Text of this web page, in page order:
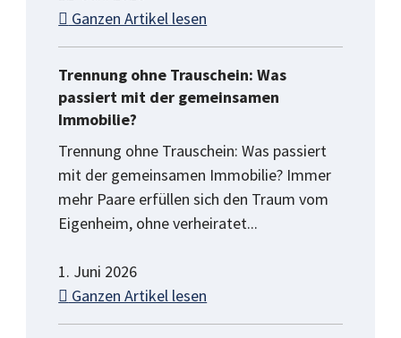
Ganzen Artikel lesen
Trennung ohne Trauschein: Was
passiert mit der gemeinsamen
Immobilie?
Trennung ohne Trauschein: Was passiert
mit der gemeinsamen Immobilie? Immer
mehr Paare erfüllen sich den Traum vom
Eigenheim, ohne verheiratet...
1. Juni 2026
Ganzen Artikel lesen